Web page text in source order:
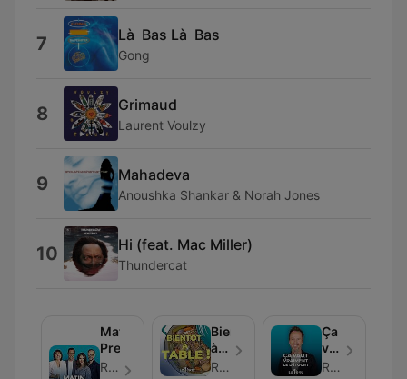
7 Là Bas Là Bas
Gong
8 Grimaud
Laurent Voulzy
9 Mahadeva
Anoushka Shankar & Norah Jones
10 Hi (feat. Mac Miller)
Thundercat
Matin
Première
RTBF - Episode 107
Bientôt
à
table
RTBF
Ça
vaut
vraiment
RTBF